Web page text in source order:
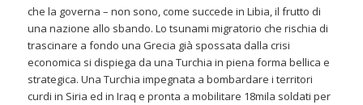
che la governa – non sono, come succede in Libia, il frutto di
una nazione allo sbando. Lo tsunami migratorio che rischia di
trascinare a fondo una Grecia già spossata dalla crisi
economica si dispiega da una Turchia in piena forma bellica e
strategica. Una Turchia impegnata a bombardare i territori
curdi in Siria ed in Iraq e pronta a mobilitare 18mila soldati per